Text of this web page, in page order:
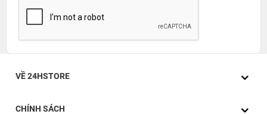
VỀ 24HSTORE
CHÍNH SÁCH